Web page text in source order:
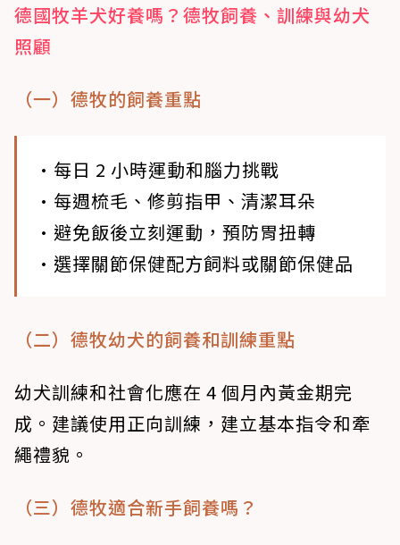
德國牧羊犬好養嗎？德牧飼養、訓練與幼犬
照顧
（一）德牧的飼養重點
•每日 2 小時運動和腦力挑戰
•每週梳毛、修剪指甲、清潔耳朵
•避免飯後立刻運動，預防胃扭轉
•選擇關節保健配方飼料或關節保健品
（二）德牧幼犬的飼養和訓練重點
幼犬訓練和社會化應在 4 個月內黃金期完
成。建議使用正向訓練，建立基本指令和牽
繩禮貌。
（三）德牧適合新手飼養嗎？